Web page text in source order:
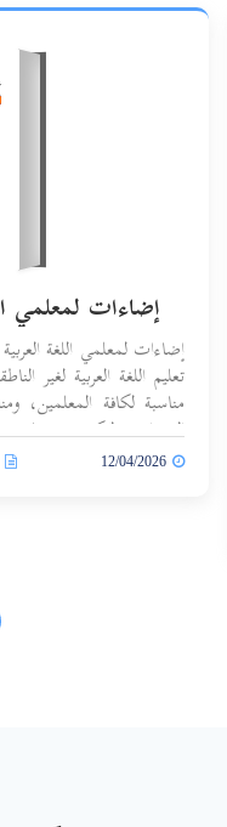
إضاءات لمعلمي
إضاءات لمعلمي اللغة
تعليم اللغة العربية لغير
مناسبة لكافة المعلمين،
الميدان؛ ولتكون مرجعا
التعليمية.
12/04/2026